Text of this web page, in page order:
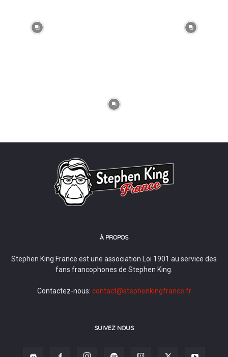
À PROPOS
Stephen King France est une association Loi 1901 au service des
fans francophones de Stephen King.
Contactez-nous: contact@stephenkingfrance.fr
SUIVEZ NOUS